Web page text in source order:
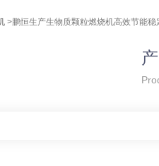
>鹏恒生产生物质颗粒燃烧机高效节能稳